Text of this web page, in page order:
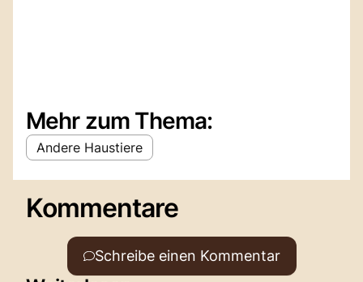
Mehr zum Thema:
Andere Haustiere
Kommentare
Schreibe einen Kommentar